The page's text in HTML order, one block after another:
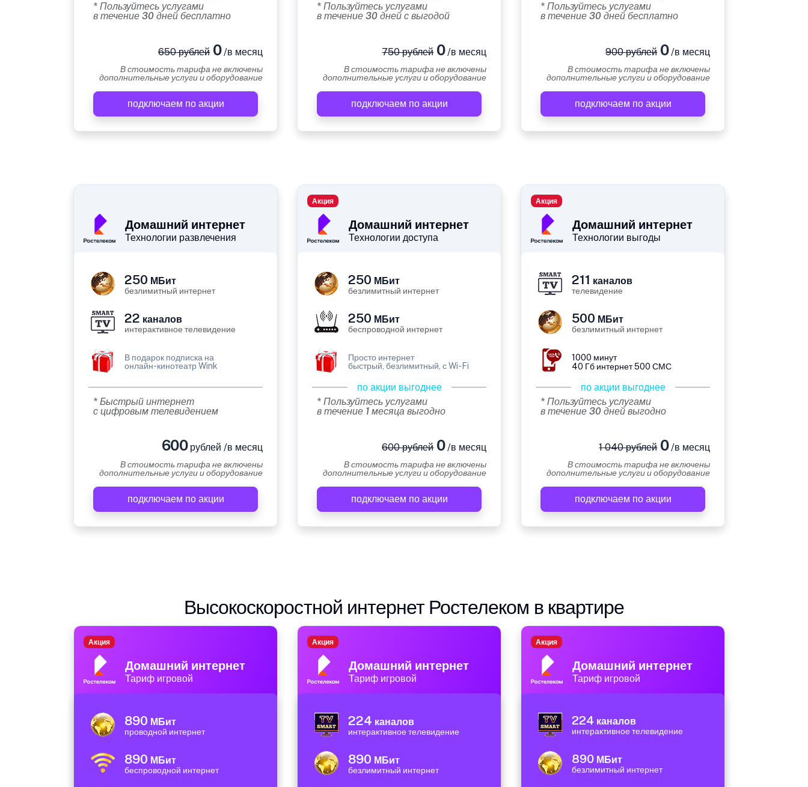
* Пользуйтесь услугами
в течение 30 дней бесплатно
650 рублей0/в месяц
В стоимость тарифа не включены
дополнительные услуги и оборудование
подключаем по акции
* Пользуйтесь услугами
в течение 30 дней с выгодой
750 рублей0/в месяц
В стоимость тарифа не включены
дополнительные услуги и оборудование
подключаем по акции
* Пользуйтесь услугами
в течение 30 дней бесплатно
900 рублей0/в месяц
В стоимость тарифа не включены
дополнительные услуги и оборудование
подключаем по акции
Домашний интернет
Технологии развлечения
250 МБит
безлимитный интернет
22 каналов
интерактивное телевидение
В подарок подписка на
онлайн-кинотеатр Wink
* Быстрый интернет
с цифровым телевидением
600рублей /в месяц
В стоимость тарифа не включены
дополнительные услуги и оборудование
подключаем по акции
Домашний интернет
Технологии доступа
Акция
250 МБит
безлимитный интернет
250 МБит
беспроводной интернет
Просто интернет
быстрый, безлимитный, с Wi-Fi
по акции выгоднее
* Пользуйтесь услугами
в течение 1 месяца выгодно
600 рублей0/в месяц
В стоимость тарифа не включены
дополнительные услуги и оборудование
подключаем по акции
Домашний интернет
Технологии выгоды
Акция
211 каналов
телевидение
500 МБит
безлимитный интернет
1000 минут
40 Гб интернет 500 СМС
по акции выгоднее
* Пользуйтесь услугами
в течение 30 дней выгодно
1 040 рублей0/в месяц
В стоимость тарифа не включены
дополнительные услуги и оборудование
подключаем по акции
Высокоскоростной интернет Ростелеком в квартире
Домашний интернет
Тариф игровой
Акция
890 МБит
проводной интернет
890 МБит
беспроводной интернет
Домашний интернет
Тариф игровой
Акция
224 каналов
интерактивное телевидение
890 МБит
безлимитный интернет
Домашний интернет
Тариф игровой
Акция
224 каналов
интерактивное телевидение
890 МБит
безлимитный интернет